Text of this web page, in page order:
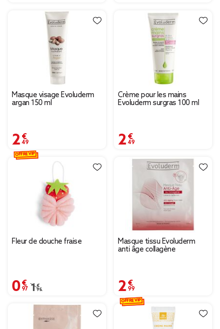
Masque visage Evoluderm
argan 150 ml
2,49 €
Crème pour les mains
Evoluderm surgras 100 ml
2,49 €
Fleur de douche fraise
0,97 €
Prix remisé de 1,95 € à 0,97 €
1,95 €
OFFRE VIP
Masque tissu Evoluderm
anti âge collagène
2,99 €
OFFRE VIP